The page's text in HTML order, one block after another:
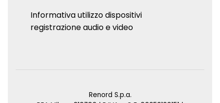
Informativa utilizzo dispositivi
registrazione audio e video
Renord S.p.a.